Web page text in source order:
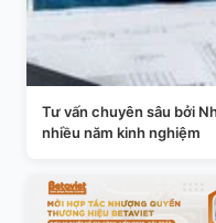
Tư vấn chuyên sâu bởi
nhiều năm kinh nghiệm